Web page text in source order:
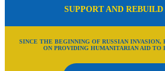
SUPPORT AND
SINCE THE BEGINNING OF RUSSIAN INVASION,
ON PROVIDING HUMANITARIAN AID TO